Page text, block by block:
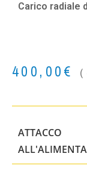
Carico radiale
400,00€
ATTACCO